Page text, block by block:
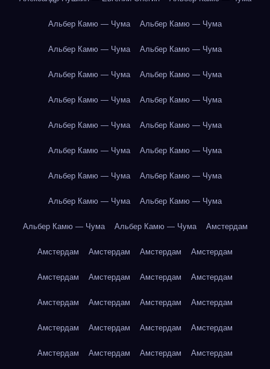
Альбер Камю — Чума Альбер Камю — Чума
Альбер Камю — Чума Альбер Камю — Чума
Альбер Камю — Чума Альбер Камю — Чума
Альбер Камю — Чума Альбер Камю — Чума
Альбер Камю — Чума Альбер Камю — Чума
Альбер Камю — Чума Альбер Камю — Чума
Альбер Камю — Чума Альбер Камю — Чума
Альбер Камю — Чума Альбер Камю — Чума
Альбер Камю — Чума Альбер Камю — Чума Амстердам
Амстердам Амстердам Амстердам Амстердам
Амстердам Амстердам Амстердам Амстердам
Амстердам Амстердам Амстердам Амстердам
Амстердам Амстердам Амстердам Амстердам
Амстердам Амстердам Амстердам Амстердам